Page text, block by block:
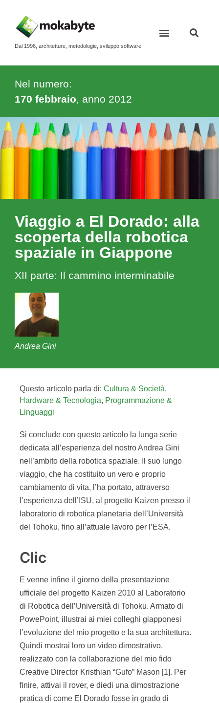
Dal 1996, architetture, metodologie, sviluppo software
Nel numero:
170 febbraio, anno 2012
Viaggio a El Dorado: alla
scoperta della robotica
spaziale in Giappone
XII parte: Il cammino interminabile
Andrea Gini
Questo articolo parla di: Cultura & Società,
Hardware & Tecnologia, Programmazione &
Linguaggi
Si conclude con questo articolo la lunga serie
dedicata all’esperienza del nostro Andrea Gini
nell’ambito della robotica spaziale. Il suo lungo
viaggio, che ha costituito un vero e proprio
cambiamento di vita, l’ha portato, attraverso
l’esperienza dell’ISU, al progetto Kaizen presso il
laboratorio di robotica planetaria dell’Università
del Tohoku, fino all’attuale lavoro per l’ESA.
Clic
E venne infine il giorno della presentazione
ufficiale del progetto Kaizen 2010 al Laboratorio
di Robotica dell’Università di Tohoku. Armato di
PowePoint, illustrai ai miei colleghi giapponesi
l’evoluzione del mio progetto e la sua architettura.
Quindi mostrai loro un video dimostrativo,
realizzato con la collaborazione del mio fido
Creative Director Kristhian “Gufo” Mason [1]. Per
finire, attivai il rover, e diedi una dimostrazione
pratica di come El Dorado fosse in grado di